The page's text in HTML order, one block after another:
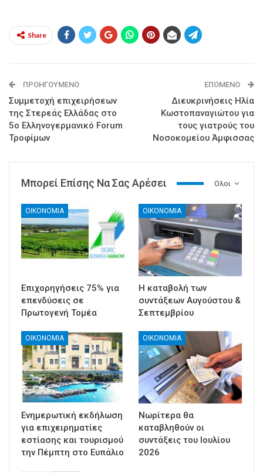
Share
ΠΡΟΗΓΟΎΜΕΝΟ
Συμμετοχή επιχειρήσεων
της Στερεάς Ελλάδας στο
5ο Ελληνογερμανικό Forum
Τροφίμων
ΕΠΌΜΕΝΟ
Διευκρινήσεις Ηλία
Κωστοπαναγιώτου για
τους γιατρούς του
Νοσοκομείου Άμφισσας
Ολοι
Μπορεί Επίσης Να Σας Αρέσει
ΟΙΚΟΝΟΜΙΑ
Επιχορηγήσεις 75% για
επενδύσεις σε
Πρωτογενή Τομέα
ΟΙΚΟΝΟΜΙΑ
Η καταβολή των
συντάξεων Αυγούστου &
Σεπτεμβρίου
ΟΙΚΟΝΟΜΙΑ
Ενημερωτική εκδήλωση
για επιχειρηματίες
εστίασης και τουρισμού
την Πέμπτη στο Ευπάλιο
ΟΙΚΟΝΟΜΙΑ
Νωρίτερα θα
καταβληθούν οι
συντάξεις του Ιουλίου
2026